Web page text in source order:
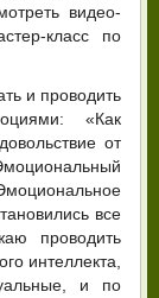
видео-
класс по
и проводить
«Как
от
все
проводить
интеллекта,
и по